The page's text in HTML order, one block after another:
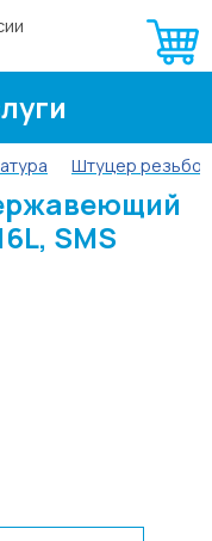
Об оплате
Контакты
Штуцер
SMS